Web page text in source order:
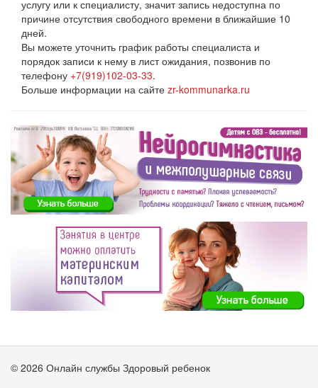
услугу или к специалисту, значит запись недоступна по
причине отсутствия свободного времени в ближайшие 10
дней.
Вы можете уточнить график работы специалиста и
порядок записи к нему в лист ожидания, позвонив по
телефону +7(919)102-03-33.
Больше информации на сайте zr-kommunarka.ru
© 2026 Онлайн службы Здоровый ребенок